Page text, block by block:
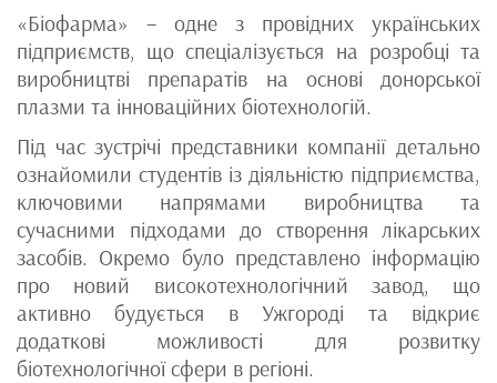
«Біофарма» – одне з провідних українських
підприємств, що спеціалізується на розробці та
виробництві препаратів на основі донорської
плазми та інноваційних біотехнологій.
Під час зустрічі представники компанії детально
ознайомили студентів із діяльністю підприємства,
ключовими напрямами виробництва та
сучасними підходами до створення лікарських
засобів. Окремо було представлено інформацію
про новий високотехнологічний завод, що
активно будується в Ужгороді та відкриє
додаткові можливості для розвитку
біотехнологічної сфери в регіоні.